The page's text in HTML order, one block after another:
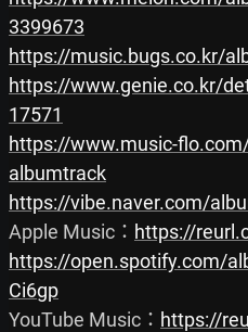
3399673
https://music.bugs.co.kr/
https://www.genie.co.kr/
17571
https://www.music-
albumtrack
https://vibe.naver.com/
Apple Music： https://
https://open.spotify.com/
Ci6gp
YouTube Music： https://